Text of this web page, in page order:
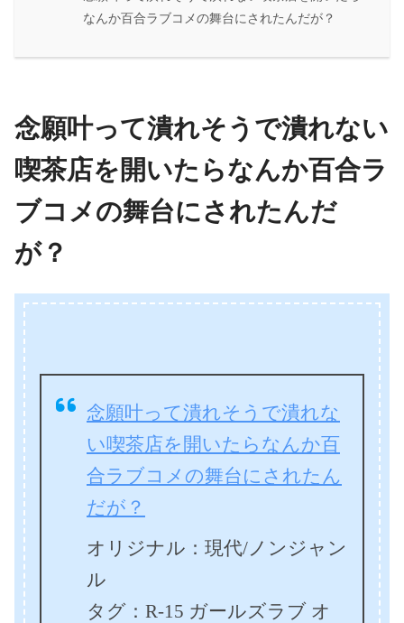
なんか百合ラブコメの舞台にされたんだが？
念願叶って潰れそうで潰れない
喫茶店を開いたらなんか百合ラ
ブコメの舞台にされたんだ
が？
念願叶って潰れそうで潰れな
い喫茶店を開いたらなんか百
合ラブコメの舞台にされたん
だが？
オリジナル：現代/ノンジャン
ル
タグ：R-15 ガールズラブ オ